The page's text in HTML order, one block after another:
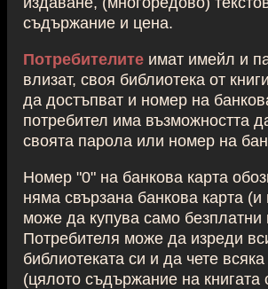
съдържание и цена.
Потребителите имат имейл и
влизат, своя библиотека от
да достъпват и номер на
потребител има възможността
своята парола или номер на
Номер "0" на банкова карта
няма свързана банкова карта (и
може да купува само безплатни
Потребителя може да изреди
библиотеката си и да чете всяка
(цялото съдържание на книгата